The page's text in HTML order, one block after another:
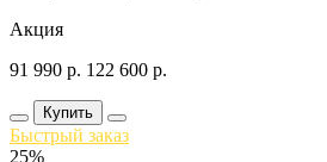
Акция
91 990 р. 122 600 р.
Купить
Быстрый заказ
25%